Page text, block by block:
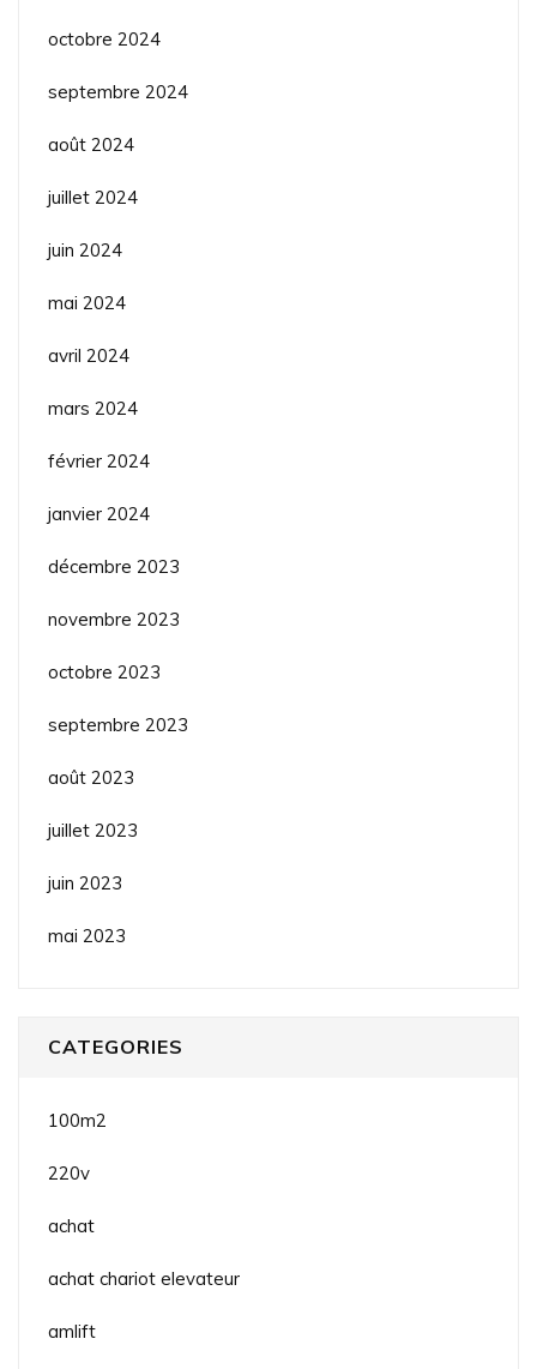
octobre 2024
septembre 2024
août 2024
juillet 2024
juin 2024
mai 2024
avril 2024
mars 2024
février 2024
janvier 2024
décembre 2023
novembre 2023
octobre 2023
septembre 2023
août 2023
juillet 2023
juin 2023
mai 2023
CATEGORIES
100m2
220v
achat
achat chariot elevateur
amlift